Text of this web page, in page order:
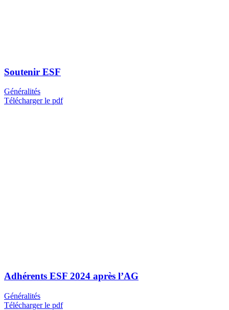
Soutenir ESF
Généralités
Télécharger le pdf
Adhérents ESF 2024 après l’AG
Généralités
Télécharger le pdf